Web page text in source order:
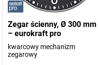
Zegar ścienny, Ø 300 mm
– eurokraft pro
kwarcowy mechanizm
zegarowy